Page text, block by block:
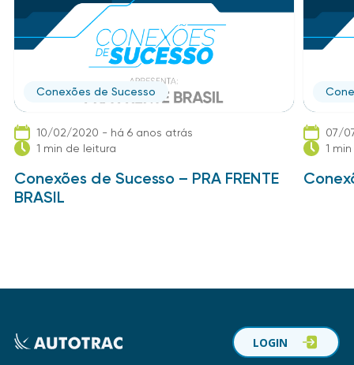
Conexões de Sucesso
10/02/2020 - há 6 anos atrás
1 min de leitura
Conexões de Sucesso – PRA FRENTE
BRASIL
07/
1
LOGIN